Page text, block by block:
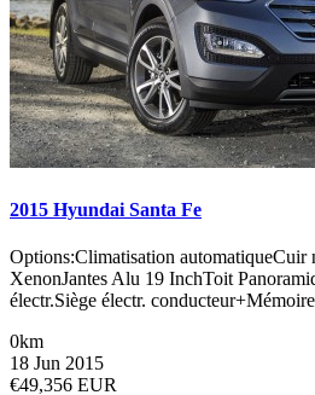
2015 Hyundai Santa Fe
Options:Climatisation automatiqueCuir
XenonJantes Alu 19 InchToit
électr.Siège électr.
0km
18 Jun 2015
€49,356 EUR